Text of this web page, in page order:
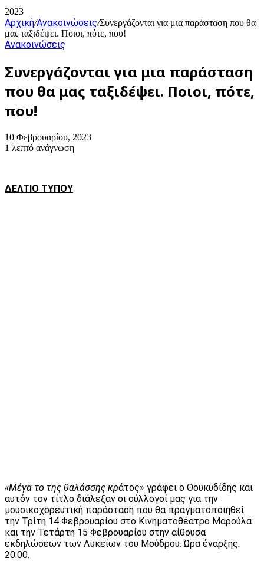
2023
Αρχική/Ανακοινώσεις/Συνεργάζονται για μια παράσταση που θα
μας ταξιδέψει. Ποιοι, πότε, που!
Ανακοινώσεις
Συνεργάζονται για μια παράσταση
που θα μας ταξιδέψει. Ποιοι, πότε,
που!
10 Φεβρουαρίου, 2023
1 λεπτό ανάγνωση
ΔΕΛΤΙΟ ΤΥΠΟΥ
«Μέγα το της θαλάσσης κράτος» γράφει ο Θουκυδίδης και
αυτόν τον τίτλο διάλεξαν οι σύλλογοί μας για την
μουσικοχορευτική παράσταση που θα πραγματοποιηθεί
την Τρίτη 14 Φεβρουαρίου στο Κινηματοθέατρο Μαρούλα
και την Τετάρτη 15 Φεβρουαρίου στην αίθουσα
εκδηλώσεων των Λυκείων του Μούδρου. Ώρα έναρξης:
20:00.